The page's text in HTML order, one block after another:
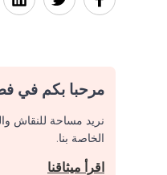
مرحبا بكم في
نريد مساحة للنقاش
الخاصة بنا.
اقرأ ميثاقنا